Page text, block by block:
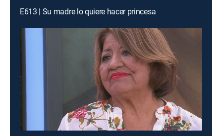
E613 | Su madre lo quiere hacer princesa